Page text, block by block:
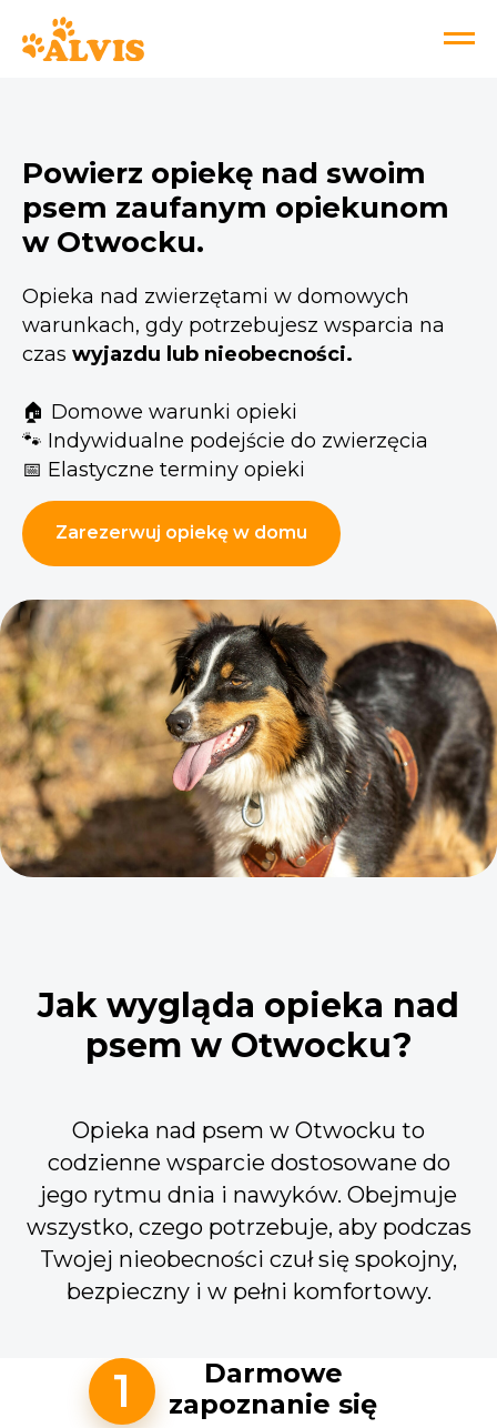
Powierz opiekę nad swoim
psem zaufanym opiekunom
w Otwocku.
Opieka nad zwierzętami w domowych
warunkach, gdy potrzebujesz wsparcia na
czas wyjazdu lub nieobecności.
🏠 Domowe warunki opieki
🐾 Indywidualne podejście do zwierzęcia
📅 Elastyczne terminy opieki
Zarezerwuj opiekę w domu
Jak wygląda opieka nad
psem w Otwocku?
Opieka nad psem w Otwocku to
codzienne wsparcie dostosowane do
jego rytmu dnia i nawyków. Obejmuje
wszystko, czego potrzebuje, aby podczas
Twojej nieobecności czuł się spokojny,
bezpieczny i w pełni komfortowy.
1
Darmowe
zapoznanie się